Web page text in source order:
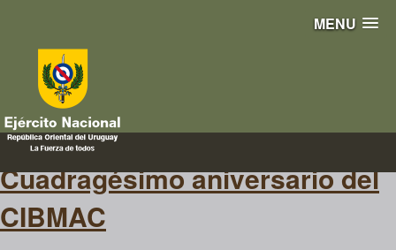
MENU
40 años
Cuadragésimo aniversario del
CIBMAC